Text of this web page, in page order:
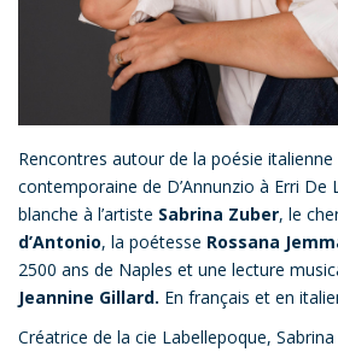
Rencontres autour de la poésie
contemporaine de D’Annunzio à Erri De
blanche à l’artiste Sabrina Zuber, le
d’Antonio, la poétesse Rossana
2500 ans de Naples et une lecture
Jeannine Gillard. En français et en
Créatrice de la cie Labellepoque,